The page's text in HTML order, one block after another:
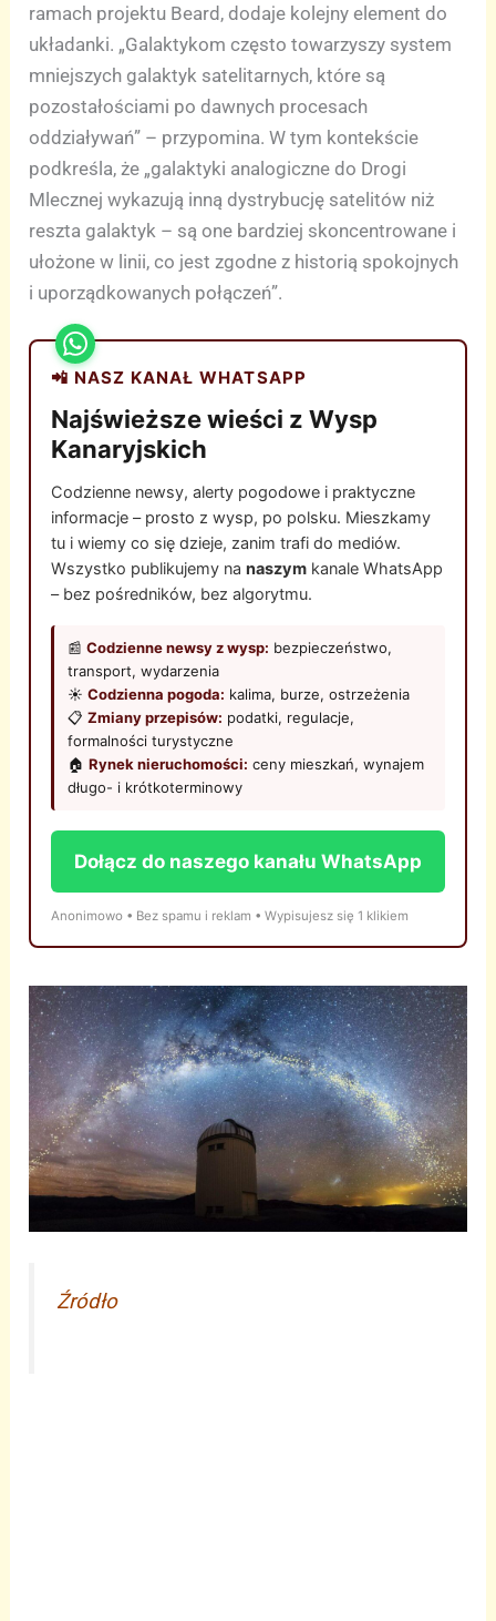
ramach projektu Beard, dodaje kolejny element do
układanki. „Galaktykom często towarzyszy system
mniejszych galaktyk satelitarnych, które są
pozostałościami po dawnych procesach
oddziaływań” – przypomina. W tym kontekście
podkreśla, że „galaktyki analogiczne do Drogi
Mlecznej wykazują inną dystrybucję satelitów niż
reszta galaktyk – są one bardziej skoncentrowane i
ułożone w linii, co jest zgodne z historią spokojnych
i uporządkowanych połączeń”.
📲 NASZ KANAŁ WHATSAPP
Najświeższe wieści z Wysp
Kanaryjskich
Codzienne newsy, alerty pogodowe i praktyczne
informacje – prosto z wysp, po polsku. Mieszkamy
tu i wiemy co się dzieje, zanim trafi do mediów.
Wszystko publikujemy nanaszym kanale WhatsApp
– bez pośredników, bez algorytmu.
📰Codzienne newsy z wysp: bezpieczeństwo,
transport, wydarzenia
☀️Codzienna pogoda: kalima, burze, ostrzeżenia
📋Zmiany przepisów: podatki, regulacje,
formalności turystyczne
🏠Rynek nieruchomości: ceny mieszkań, wynajem
długo- i krótkoterminowy
Dołącz do naszego kanału WhatsApp
Anonimowo • Bez spamu i reklam • Wypisujesz się 1 klikiem
Źródło